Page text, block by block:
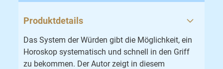
Produktdetails
Das System der Würden gibt die Möglichkeit, ein
Horoskop systematisch und schnell in den Griff
zu bekommen. Der Autor zeigt in diesem